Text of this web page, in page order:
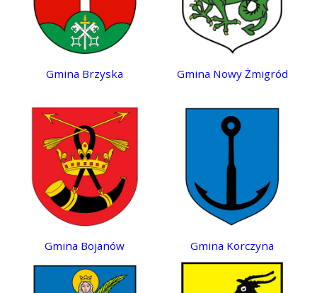
Gmina Brzyska Gmina Nowy Żmigród
Gmina Bojanów Gmina Korczyna